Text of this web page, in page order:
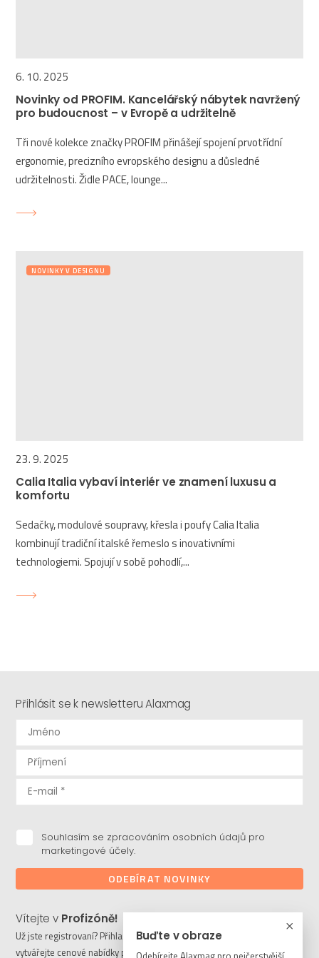
6. 10. 2025
Novinky od PROFIM. Kancelářský nábytek navržený
pro budoucnost – v Evropě a udržitelně
Tři nové kolekce značky PROFIM přinášejí spojení prvotřídní
ergonomie, precizního evropského designu a důsledné
udržitelnosti. Židle PACE, lounge...
NOVINKY V DESIGNU
23. 9. 2025
Calia Italia vybaví interiér ve znamení luxusu a
komfortu
Sedačky, modulové soupravy, křesla i poufy Calia Italia
kombinují tradiční italské řemeslo s inovativními
technologiemi. Spojují v sobě pohodlí,...
Buďte v obraze
Přihlásit se k newsletteru Alaxmag
Souhlasím se zpracováním osobních údajů pro
marketingové účely.
ODEBÍRAT NOVINKY
Vítejte v Profizóně!
Už jste registrovaní? Přihlaste se a stahujte potřebné soubory či
vytvářejte cenové nabídky pro vaše klienty. Ještě nejste členem?